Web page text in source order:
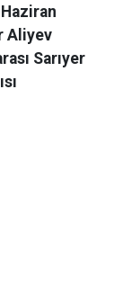
Aliyev
Sarıyer